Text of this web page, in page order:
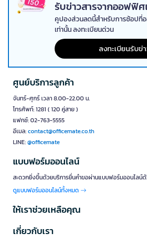
3. พร็อพและอุปกรณ์ตกแต่งพิเศษ
พร็อพและอุปกรณ์ตกแต่ง ที่หลากหลาย เช่น ลูกโป่ง
เป็นเอกลักษณ์มากยิ่งขึ้น
4. ต้นคริสต์มาสและอุปกรณ์ประดับต้
ประดับ และโบว์สีสัน เป็นสัญลักษณ์แห่งความสุขและ
เทศกาลคริสต์มาส สร้างบรรยากาศแสนพิเศษให้กับ
เทคนิคการเลือกของตกแต่งตามเท
สม
การเลือกซื้อของตกแต่งตามเทศกาลที่ดีต้องคำนึงถึง
พิจารณาคุณภาพและความปลอดภัย
เลือกวัสดุที่ทนทานและปลอดภัย เช่น พลาสติ
LED ที่ได้มาตรฐาน
เลือกแบรนด์ที่เชื่อถือได้เพื่อความมั่นใจในการใ
เลือกตามธีมและสไตล์การตกแต่ง
รับข่าวสารจากออฟฟิศ
คูปองส่วนลดนี้สำหรับการช้อปที่
เท่านั้น ลงทะเบียนด่วน
ลงทะเบียนรับข่
ศูนย์บริการลูกค้า
จันทร์-ศุกร์ เวลา 8.00-22.00 น.
โทรศัพท์: 1281 ( 120 คู่สาย )
แฟกซ์: 02-763-5555
อีเมล:contact@officemate.co.th
LINE:@officemate
แบบฟอร์มออนไลน์
สะดวกยิ่งขึ้นด้วยบริการยื่นคำขอผ่านแบบฟอร์มออนไลน์
ดูแบบฟอร์มออนไลน์ทั้งหมด
ให้เราช่วยเหลือคุณ
เกี่ยวกับเรา